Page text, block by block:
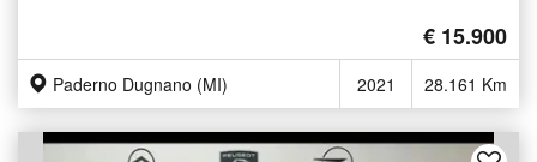
€ 15.900
Paderno Dugnano (MI) 2021 28.161 Km